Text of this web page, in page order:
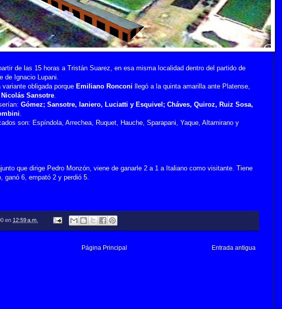
de las 15 horas a Tristán Suarez, en esa misma localidad dentro del partido de
de Ignacio Lupani.
obligada porque Emiliano Ronconi llegó a la quinta amarilla ante Platense,
Nicolás Sansotre
Gómez; Sansotre, Ianiero, Luciatti y Esquivel; Cháves, Quiroz, Ruiz Sosa,
son: Espíndola, Arrechea, Ruquet, Hauche, Sparapani, Yaque, Altamirano y
que dirige Pedro Monzón, viene de ganarle 2 a 1 a Italiano como visitante. Tiene
ganó 6, empató 2 y perdió 5.
en 12:59 a.m.
Entrada antigua
Página Principal